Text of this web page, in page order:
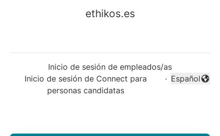
ethikos.es
Inicio de sesión de empleados/as
Inicio de sesión de Connect para
personas candidatas
·
Cambiar
Español